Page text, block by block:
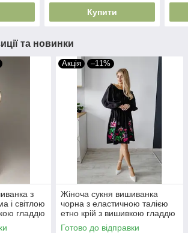
Купити
та новинки
з
і світлою
гладдю
Акція –11%
Жіноча сукня вишиванка
чорна з еластичною талією
етно крій з вишивкою гладдю
ONE SIZE
Готово до відправки